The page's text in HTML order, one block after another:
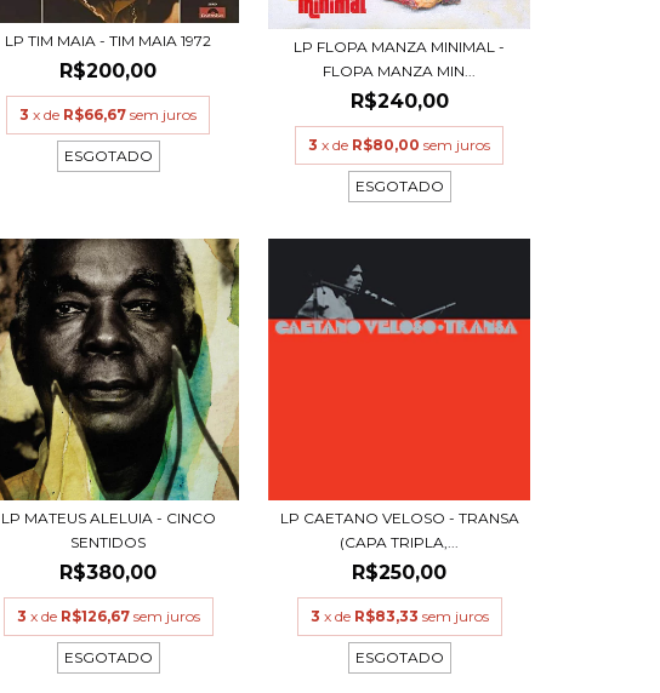
LP TIM MAIA - TIM MAIA 1972
R$200,00
3 x de R$66,67 sem juros
ESGOTADO
LP FLOPA MANZA MINIMAL -
FLOPA MANZA MIN...
R$240,00
3 x de R$80,00 sem juros
ESGOTADO
LP MATEUS ALELUIA - CINCO
SENTIDOS
R$380,00
3 x de R$126,67 sem juros
ESGOTADO
LP CAETANO VELOSO - TRANSA
(CAPA TRIPLA,...
R$250,00
3 x de R$83,33 sem juros
ESGOTADO